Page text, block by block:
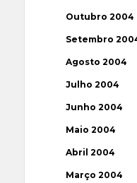
Outubro 2004
Setembro
Agosto 2004
Julho 2004
Junho 2004
Maio 2004
Abril 2004
Março 2004